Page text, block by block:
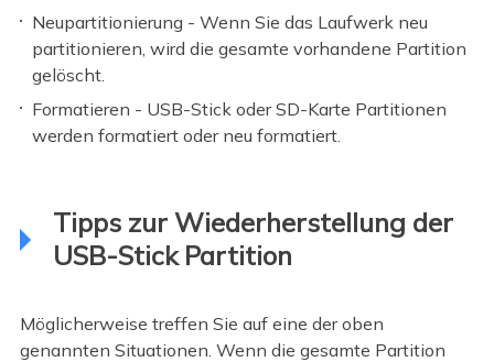
Neupartitionierung - Wenn Sie das Laufwerk neu
partitionieren, wird die gesamte vorhandene Partition
gelöscht.
Formatieren - USB-Stick oder SD-Karte Partitionen
werden formatiert oder neu formatiert.
Tipps zur Wiederherstellung der
USB-Stick Partition
Möglicherweise treffen Sie auf eine der oben
genannten Situationen. Wenn die gesamte Partition